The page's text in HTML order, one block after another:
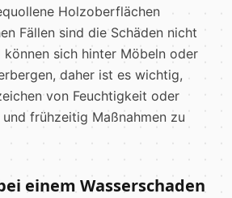
Holzoberflächen
Fällen sind die Schäden nicht
sich hinter Möbeln oder
daher ist es wichtig,
von Feuchtigkeit oder
frühzeitig Maßnahmen zu
einem Wasserschaden